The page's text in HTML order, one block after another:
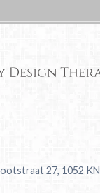
27, 1052 KN